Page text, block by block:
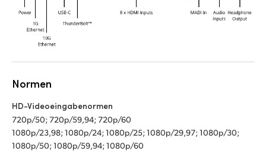
Normen
HD-Videoeingabenormen
720p/50; 720p/59,94; 720p/60
1080p/23,98; 1080p/24; 1080p/25; 1080p/29,97; 1080p/30;
1080p/50; 1080p/59,94; 1080p/60